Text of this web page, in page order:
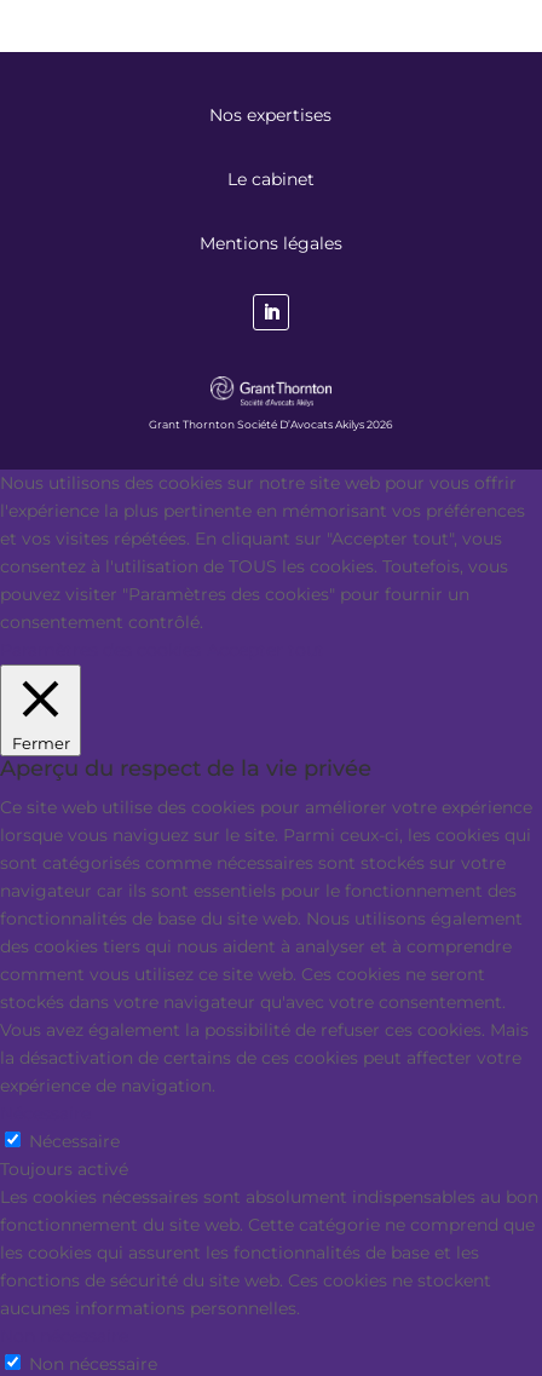
Nos expertises
Le cabinet
Mentions légales
Grant Thornton Société D’Avocats Akilys 2026
Nous utilisons des cookies sur notre site web pour vous offrir
l'expérience la plus pertinente en mémorisant vos préférences
et vos visites répétées. En cliquant sur "Accepter tout", vous
consentez à l'utilisation de TOUS les cookies. Toutefois, vous
pouvez visiter "Paramètres des cookies" pour fournir un
consentement contrôlé.
Fermer
Aperçu du respect de la vie privée
Ce site web utilise des cookies pour améliorer votre expérience
lorsque vous naviguez sur le site. Parmi ceux-ci, les cookies qui
sont catégorisés comme nécessaires sont stockés sur votre
navigateur car ils sont essentiels pour le fonctionnement des
fonctionnalités de base du site web. Nous utilisons également
des cookies tiers qui nous aident à analyser et à comprendre
comment vous utilisez ce site web. Ces cookies ne seront
stockés dans votre navigateur qu'avec votre consentement.
Vous avez également la possibilité de refuser ces cookies. Mais
la désactivation de certains de ces cookies peut affecter votre
expérience de navigation.
Nécessaire
Toujours activé
Les cookies nécessaires sont absolument indispensables au bon
fonctionnement du site web. Cette catégorie ne comprend que
les cookies qui assurent les fonctionnalités de base et les
fonctions de sécurité du site web. Ces cookies ne stockent
aucunes informations personnelles.
Non nécessaire